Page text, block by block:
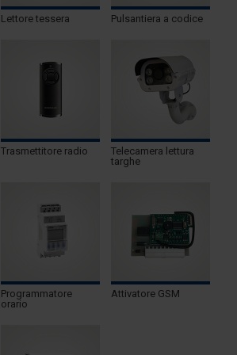
Lettore tessera Pulsantiera a codice
Trasmettitore radio
Telecamera lettura
targhe
Programmatore
orario
Attivatore GSM